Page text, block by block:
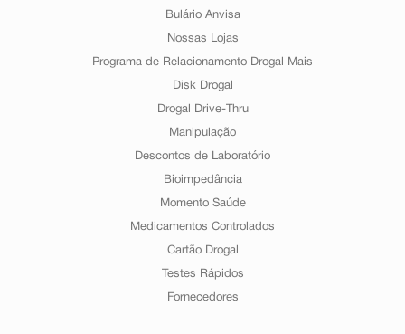
Bulário Anvisa
Nossas Lojas
Programa de Relacionamento Drogal Mais
Disk Drogal
Drogal Drive-Thru
Manipulação
Descontos de Laboratório
Bioimpedância
Momento Saúde
Medicamentos Controlados
Cartão Drogal
Testes Rápidos
Fornecedores